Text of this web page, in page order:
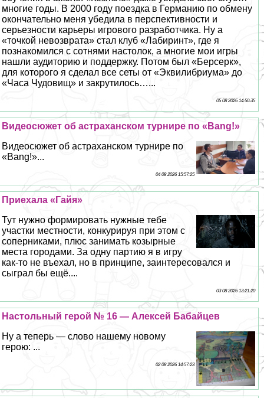
многие годы. В 2000 году поездка в Германию по обмену
окончательно меня убедила в перспективности и
серьезности карьеры игрового разработчика. Ну а
«точкой невозврата» стал клуб «Лабиринт», где я
познакомился с сотнями настолок, а многие мои игры
нашли аудиторию и поддержку. Потом был «Берсерк»,
для которого я сделал все сеты от «Эквилибриума» до
«Часа Чудовищ» и закрутилось…...
05 08 2026 14:50:35
Видеосюжет об астpaxaнском турнире по «Bang!»
Видеосюжет об астpaxaнском турнире по
«Bang!»...
04 08 2026 15:57:25
Приехала «Гайя»
Тут нужно формировать нужные тебе
участки местности, конкурируя при этом с
соперниками, плюс занимать козырные
места городами. За одну партию я в игру
как-то не въехал, но в принципе, заинтересовался и
сыграл бы ещё....
03 08 2026 13:21:20
Настольный герой № 16 — Алексей Бабайцев
Ну а теперь — слово нашему новому
герою: ...
02 08 2026 14:57:23